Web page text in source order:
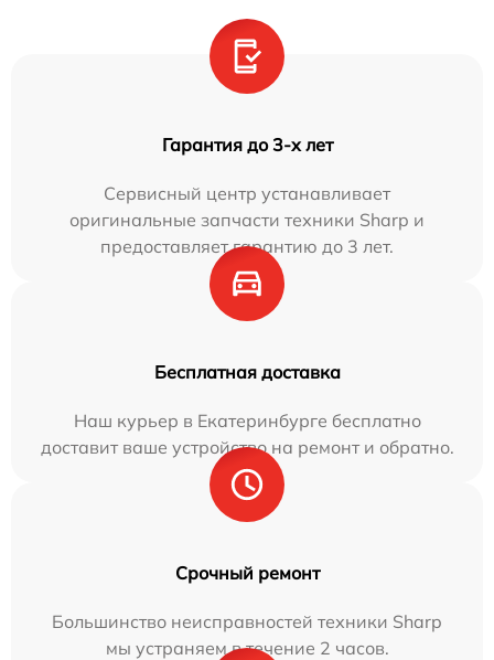
Гарантия до 3-х лет
Сервисный центр устанавливает
оригинальные запчасти техники Sharp и
предоставляет гарантию до 3 лет.
Бесплатная доставка
Наш курьер в Екатеринбурге бесплатно
доставит ваше устройство на ремонт и обратно.
Срочный ремонт
Большинство неисправностей техники Sharp
мы устраняем в течение 2 часов.